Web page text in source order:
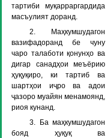
тартиби муқарраргардида
масъулият доранд.
2. Маҳкумшудагон
вазифадоранд бе чуну
чаро талаботи қонунҳо ва
дигар санадҳои меъёрию
ҳуқуқиро, ки тартиб ва
шартҳои иҷро ва адои
ҷазоро муайян менамоянд,
риоя кунанд.
3. Ба маҳкумшудагон
бояд ҳуқуқ ва